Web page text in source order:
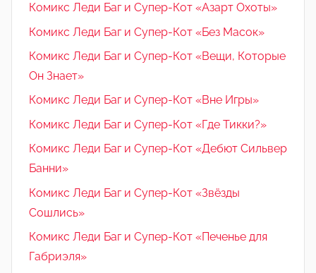
Комикс Леди Баг и Супер-Кот «Азарт Охоты»
Комикс Леди Баг и Супер-Кот «Без Масок»
Комикс Леди Баг и Супер-Кот «Вещи, Которые
Он Знает»
Комикс Леди Баг и Супер-Кот «Вне Игры»
Комикс Леди Баг и Супер-Кот «Где Тикки?»
Комикс Леди Баг и Супер-Кот «Дебют Сильвер
Банни»
Комикс Леди Баг и Супер-Кот «Звёзды
Сошлись»
Комикс Леди Баг и Супер-Кот «Печенье для
Габриэля»